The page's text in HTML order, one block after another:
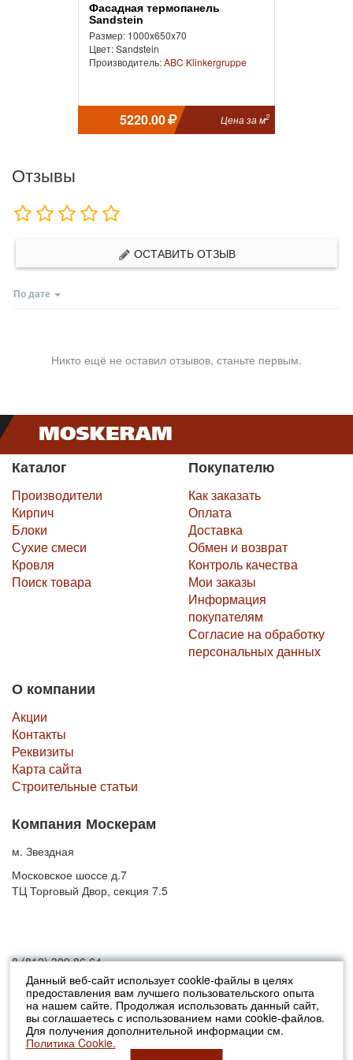
Данный веб-сайт использует cookie-файлы в целях
предоставления вам лучшего пользовательского опыта
на нашем сайте. Продолжая использовать данный сайт,
вы соглашаетесь с использованием нами cookie-файлов.
Для получения дополнительной информации см.
Политика Cookie.
Фасадная термопанель
Sandstein
Размер: 1000x650x70
Цвет: Sandstein
Производитель:ABC Klinkergruppe
5220.00 Цена за м2
Отзывы
ОСТАВИТЬ ОТЗЫВ
По дате
Никто ещё не оставил отзывов, станьте первым.
Каталог
Производители
Кирпич
Блоки
Сухие смеси
Кровля
Поиск товара
Покупателю
Как заказать
Оплата
Доставка
Обмен и возврат
Контроль качества
Мои заказы
Информация
покупателям
Согласие на обработку
персональных данных
О компании
Акции
Контакты
Реквизиты
Карта сайта
Строительные статьи
Компания Москерам
м. Звездная
Московское шоссе д.7
ТЦ Торговый Двор, секция 7.5
8 (812) 309 86 64
© 2010-2026 Москерам
Указанные на сайте цены не являются публичной офертой (ст.435 ГК
РФ).
Стоимость и наличие товара просьба уточнять в офисах продаж....